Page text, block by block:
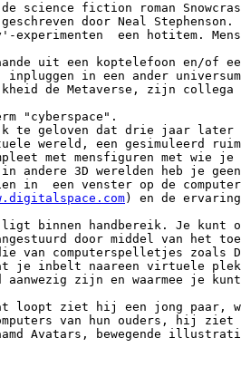
science fiction roman
door Neal
een hotitem.
uit een koptelefoon en/of
in een ander
de Metaverse, zijn collega
"cyberspace".
te geloven dat drie jaar later
wereld, een gesimuleerd
met mensfiguren met wie je
andere 3D werelden heb je
in  een venster op de
) en de
binnen handbereik. Je kunt
door middel van het
van computerspelletjes zoals
je inbelt naareen virtuele plek
zijn en waarmee je
loopt ziet hij een jong paar,
van hun ouders, hij ziet
Avatars, bewegende